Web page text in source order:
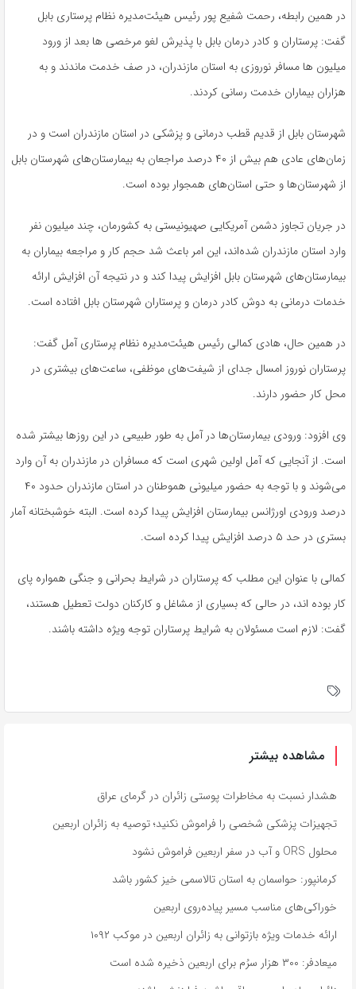
در همین رابطه، رحمت شفیع پور رئیس هیئت‌مدیره نظام پرستاری بابل
گفت: پرستاران و کادر درمان بابل با پذیرش لغو مرخصی ها بعد از ورود
میلیون ها مسافر نوروزی به استان مازندران، در صف خدمت ماندند و به
هزاران بیماران خدمت رسانی کردند.
شهرستان بابل از قدیم قطب درمانی و پزشکی در استان مازندران است و در
زمان‌های عادی هم بیش از ۴۰ درصد مراجعان به بیمارستان‌های شهرستان بابل
از شهرستان‌ها و حتی استان‌های همجوار بوده است.
در جریان تجاوز دشمن آمریکایی صهیونیستی به کشورمان، چند میلیون نفر
وارد استان مازندران شده‌اند، این امر باعث شد حجم کار و مراجعه بیماران به
بیمارستان‌های شهرستان بابل افزایش پیدا کند و در نتیجه آن افزایش ارائه
خدمات درمانی به دوش کادر درمان و پرستاران شهرستان بابل افتاده است.
در همین حال، هادی کمالی رئیس هیئت‌مدیره نظام پرستاری آمل گفت:
پرستاران نوروز امسال جدای از شیفت‌های موظفی، ساعت‌های بیشتری در
محل کار حضور دارند.
وی افزود: ورودی بیمارستان‌ها در آمل به‌ طور طبیعی در این روزها بیشتر شده
است. از آنجایی که آمل اولین شهری است که مسافران در مازندران به آن وارد
می‌شوند و با توجه به حضور میلیونی هموطنان در استان مازندران حدود ۴۰
درصد ورودی اورژانس بیمارستان افزایش پیدا کرده است. البته خوشبختانه آمار
بستری در حد ۵ درصد افزایش پیدا کرده است.
کمالی با عنوان این مطلب که پرستاران در شرایط بحرانی و جنگی همواره پای
کار بوده اند، در حالی که بسیاری از مشاغل و کارکنان دولت تعطیل هستند،
گفت: لازم است مسئولان به شرایط پرستاران توجه ویژه داشته باشند.
مشاهده بیشتر
هشدار نسبت به مخاطرات پوستی زائران در گرمای عراق
تجهیزات پزشکی شخصی را فراموش نکنید؛ توصیه به زائران اربعین
محلول ORS و آب در سفر اربعین فراموش نشود
کرمانپور: حواسمان به استان تالاسمی خیز کشور باشد
خوراکی‌های مناسب مسیر پیاده‌روی اربعین
ارائه خدمات ویژه بازتوانی به زائران اربعین در موکب ۱۰۹۲
میعادفر: ۳۰۰ هزار سرُم برای اربعین ذخیره شده است